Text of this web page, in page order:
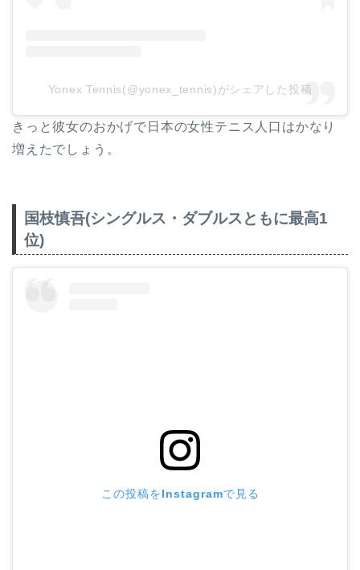
Yonex Tennis(@yonex_tennis)がシェアした投稿
きっと彼女のおかげで日本の女性テニス人口はかなり
増えたでしょう。
国枝慎吾(シングルス・ダブルスともに最高1
位)
この投稿をInstagramで見る